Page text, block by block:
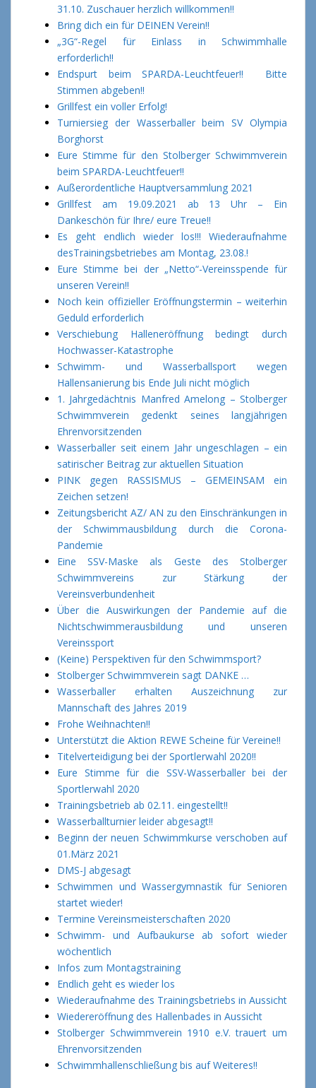
31.10. Zuschauer herzlich willkommen!!
Bring dich ein für DEINEN Verein!!
„3G“-Regel für Einlass in Schwimmhalle
erforderlich!!
Endspurt beim SPARDA-Leuchtfeuer!! Bitte
Stimmen abgeben!!
Grillfest ein voller Erfolg!
Turniersieg der Wasserballer beim SV Olympia
Borghorst
Eure Stimme für den Stolberger Schwimmverein
beim SPARDA-Leuchtfeuer!!
Außerordentliche Hauptversammlung 2021
Grillfest am 19.09.2021 ab 13 Uhr – Ein
Dankeschön für Ihre/ eure Treue!!
Es geht endlich wieder los!!! Wiederaufnahme
desTrainingsbetriebes am Montag, 23.08.!
Eure Stimme bei der „Netto“-Vereinsspende für
unseren Verein!!
Noch kein offizieller Eröffnungstermin – weiterhin
Geduld erforderlich
Verschiebung Halleneröffnung bedingt durch
Hochwasser-Katastrophe
Schwimm- und Wasserballsport wegen
Hallensanierung bis Ende Juli nicht möglich
1. Jahrgedächtnis Manfred Amelong – Stolberger
Schwimmverein gedenkt seines langjährigen
Ehrenvorsitzenden
Wasserballer seit einem Jahr ungeschlagen – ein
satirischer Beitrag zur aktuellen Situation
PINK gegen RASSISMUS – GEMEINSAM ein
Zeichen setzen!
Zeitungsbericht AZ/ AN zu den Einschränkungen in
der Schwimmausbildung durch die Corona-
Pandemie
Eine SSV-Maske als Geste des Stolberger
Schwimmvereins zur Stärkung der
Vereinsverbundenheit
Über die Auswirkungen der Pandemie auf die
Nichtschwimmerausbildung und unseren
Vereinssport
(Keine) Perspektiven für den Schwimmsport?
Stolberger Schwimmverein sagt DANKE …
Wasserballer erhalten Auszeichnung zur
Mannschaft des Jahres 2019
Frohe Weihnachten!!
Unterstützt die Aktion REWE Scheine für Vereine!!
Titelverteidigung bei der Sportlerwahl 2020!!
Eure Stimme für die SSV-Wasserballer bei der
Sportlerwahl 2020
Trainingsbetrieb ab 02.11. eingestellt!!
Wasserballturnier leider abgesagt!!
Beginn der neuen Schwimmkurse verschoben auf
01.März 2021
DMS-J abgesagt
Schwimmen und Wassergymnastik für Senioren
startet wieder!
Termine Vereinsmeisterschaften 2020
Schwimm- und Aufbaukurse ab sofort wieder
wöchentlich
Infos zum Montagstraining
Endlich geht es wieder los
Wiederaufnahme des Trainingsbetriebs in Aussicht
Wiedereröffnung des Hallenbades in Aussicht
Stolberger Schwimmverein 1910 e.V. trauert um
Ehrenvorsitzenden
Schwimmhallenschließung bis auf Weiteres!!